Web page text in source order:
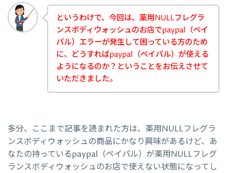
というわけで、今回は、薬用NULLフレグラ
ンスボディウォッシュのお店でpaypal（ペイ
パル）エラーが発生して困っている方のため
に、どうすればpaypal（ペイパル）が使える
ようになるのか？ということをお伝えさせて
いただきました。
多分、ここまで記事を読まれた方は、薬用NULLフレグラ
ンスボディウォッシュの商品にかなり興味があるけど、あ
なたの持っているpaypal（ペイパル）が薬用NULLフレグ
ランスボディウォッシュのお店で使えない状態になってし